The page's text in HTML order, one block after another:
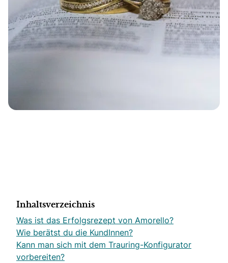
Inhaltsverzeichnis
Was ist das Erfolgsrezept von Amorello?
Wie berätst du die KundInnen?
Kann man sich mit dem Trauring-Konfigurator
vorbereiten?